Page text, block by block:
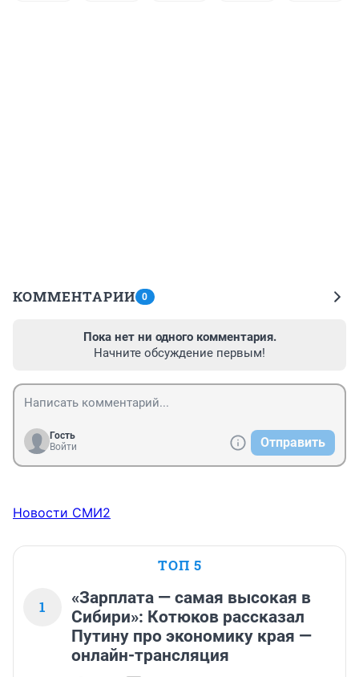
КОММЕНТАРИИ 0
Пока нет ни одного комментария.
Начните обсуждение первым!
Гость
Войти
Отправить
Новости СМИ2
ТОП 5
1
«Зарплата — самая высокая в
Сибири»: Котюков рассказал
Путину про экономику края —
онлайн-трансляция